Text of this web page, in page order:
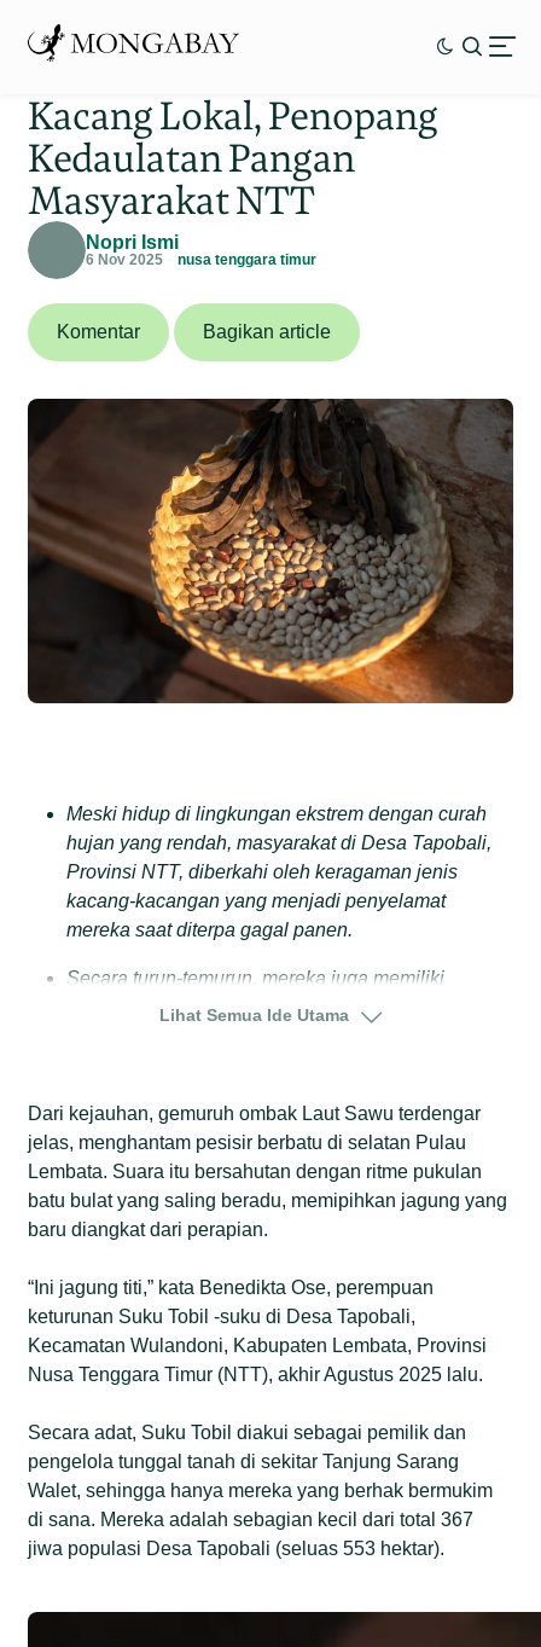
Kacang Lokal, Penopang
Kedaulatan Pangan
Masyarakat NTT
Nopri Ismi
6 Nov 2025 nusa tenggara timur
Komentar Bagikan article
Meski hidup di lingkungan ekstrem dengan curah
hujan yang rendah, masyarakat di Desa Tapobali,
Provinsi NTT, diberkahi oleh keragaman jenis
kacang-kacangan yang menjadi penyelamat
mereka saat diterpa gagal panen.
Secara turun-temurun, mereka juga memiliki
pengetahuan mengelola sejumlah jenis kacang
Rata-rata jenis kacang-kacangan lokal NTT
memiliki kisaran kadar protein sebesar 2,93–39,24
persen, dan merupakan komponen tertinggi setelah
karbohidrat. Nutrisi ini penting bagi negara–negara
krisis pangan dan iklim.
Di banyak negara termasuk Indonesia, jenis
kacang-kacangan liar masih kurang dimanfaatkan.
regeneratif dapat menjadi jawaban atas praktik
pertanian konvensional yang monokultur dan sering
merusak kesuburan tanah.
Lihat Semua Ide Utama
Dari kejauhan, gemuruh ombak Laut Sawu terdengar
jelas, menghantam pesisir berbatu di selatan Pulau
Lembata. Suara itu bersahutan dengan ritme pukulan
batu bulat yang saling beradu, memipihkan jagung yang
baru diangkat dari perapian.
“Ini jagung titi,” kata Benedikta Ose, perempuan
keturunan Suku Tobil -suku di Desa Tapobali,
Kecamatan Wulandoni, Kabupaten Lembata, Provinsi
Nusa Tenggara Timur (NTT), akhir Agustus 2025 lalu.
Secara adat, Suku Tobil diakui sebagai pemilik dan
pengelola tunggal tanah di sekitar Tanjung Sarang
Walet, sehingga hanya mereka yang berhak bermukim
di sana. Mereka adalah sebagian kecil dari total 367
jiwa populasi Desa Tapobali (seluas 553 hektar).